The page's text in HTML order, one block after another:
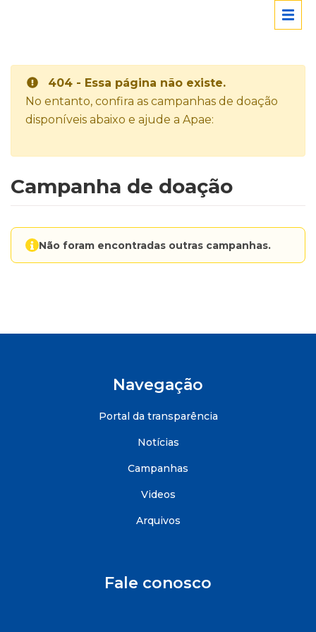
404 - Essa página não existe.
No entanto, confira as campanhas de doação
disponíveis abaixo e ajude a Apae:
Campanha de doação
Não foram encontradas outras campanhas.
Navegação
Portal da transparência
Notícias
Campanhas
Videos
Arquivos
Fale conosco